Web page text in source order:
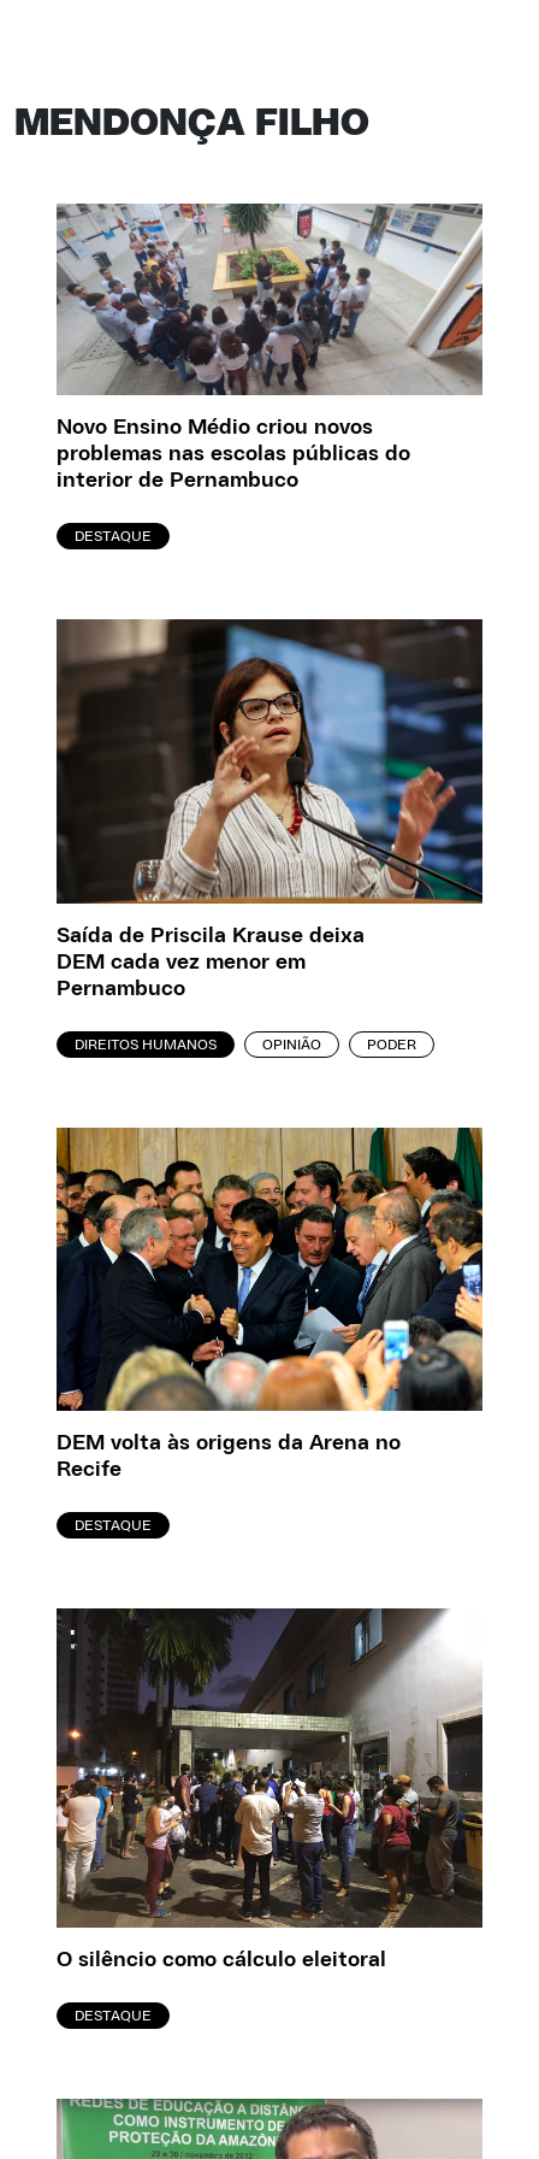
MENDONÇA FILHO
Novo Ensino Médio criou novos
problemas nas escolas públicas do
interior de Pernambuco
DESTAQUE
Saída de Priscila Krause deixa
DEM cada vez menor em
Pernambuco
DIREITOS HUMANOS OPINIÃO PODER
DEM volta às origens da Arena no
Recife
DESTAQUE
O silêncio como cálculo eleitoral
DESTAQUE